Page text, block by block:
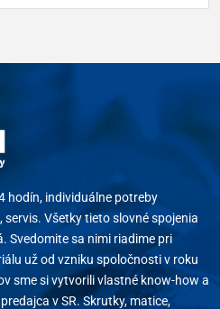
hodín, individuálne potreby
Všetky tieto slovné spojenia
Svedomite sa nimi riadime pri
už od vzniku spoločnosti v roku
sme si vytvorili vlastné know-how a
v SR. Skrutky, matice,